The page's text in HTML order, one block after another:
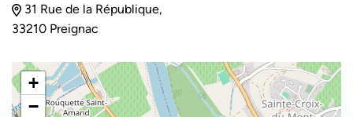
31 Rue de la République,
33210 Preignac
+
−